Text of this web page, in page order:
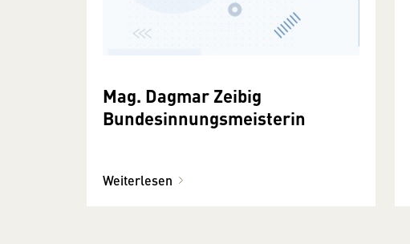
Mag. Dagmar Zeibig
Bundesinnungsmeisterin
Weiterlesen